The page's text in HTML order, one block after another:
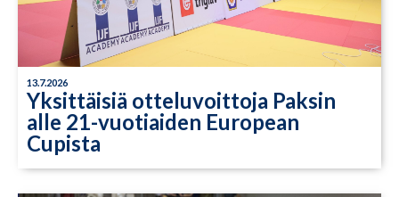
13.7.2026
Yksittäisiä otteluvoittoja Paksin
alle 21-vuotiaiden European
Cupista